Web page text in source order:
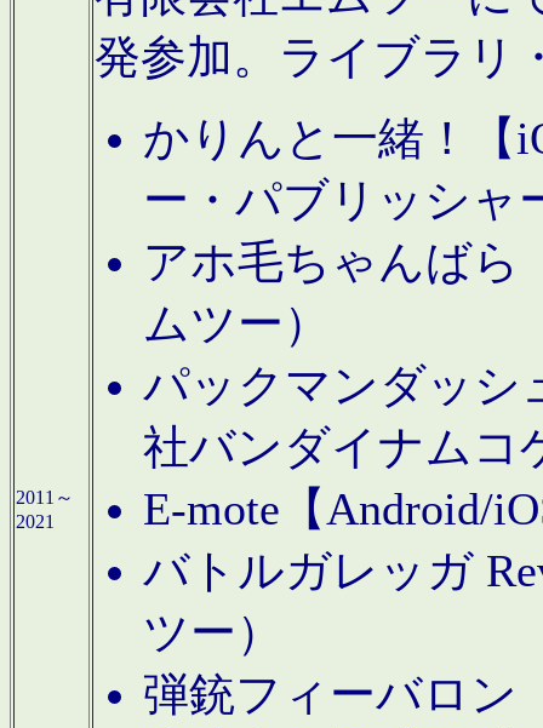
2011～
2021
発参加。ライブラリ
かりんと一緒！【
ー・パブリッシャ
アホ毛ちゃんばら
ムツー）
パックマンダッシ
社バンダイナムコ
E-mote【Android/
バトルガレッガ
ツー）
弾銃フィーバロン